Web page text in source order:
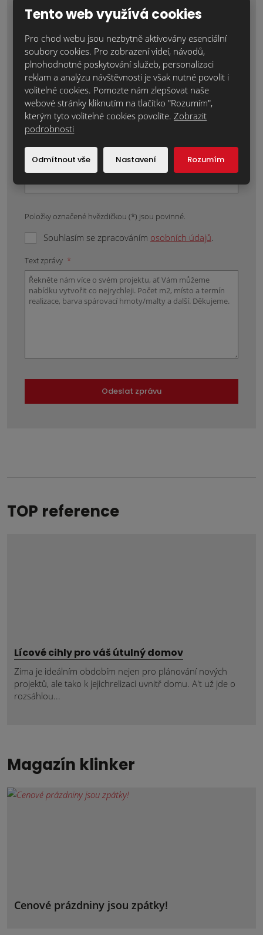
Jméno a příjmení *
Váš telefon:
Váš e-mail: *
Místo realizace: *
Položky označené hvězdičkou (*) jsou povinné.
Souhlasím se zpracováním osobních údajů.
Text zprávy *
Odeslat zprávu
TOP reference
Lícové cihly pro váš útulný domov
Zima je ideálním obdobím nejen pro plánování nových
projektů, ale tako k jejichrelizaci uvnitř domu. A't už jde o
rozsáhlou...
Magazín klinker
Cenové prázdniny jsou zpátky!
Tento web využívá cookies
Pro chod webu jsou nezbytně aktivovány esenciální
soubory cookies. Pro zobrazení videí, návodů,
plnohodnotné poskytování služeb, personalizaci
reklam a analýzu návštěvnosti je však nutné povolit i
volitelné cookies. Pomozte nám zlepšovat naše
webové stránky kliknutím na tlačítko "Rozumím",
kterým tyto volitelné cookies povolíte. Zobrazit
podrobnosti
Odmítnout vše Nastavení Rozumím